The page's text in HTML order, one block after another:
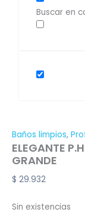
Buscar en
Baños limpios,
ELEGANTE
GRANDE
$ 29.932
Sin existencias